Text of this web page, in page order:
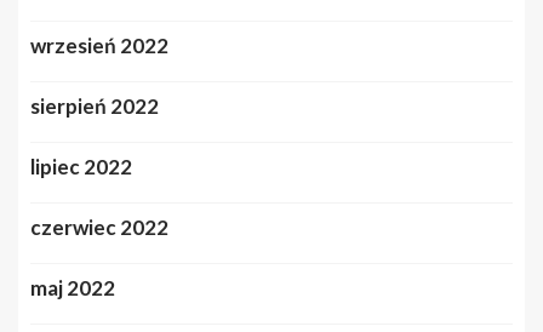
wrzesień 2022
sierpień 2022
lipiec 2022
czerwiec 2022
maj 2022